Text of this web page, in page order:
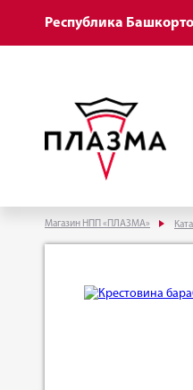
Республика
Магазин НПП «ПЛАЗМА»